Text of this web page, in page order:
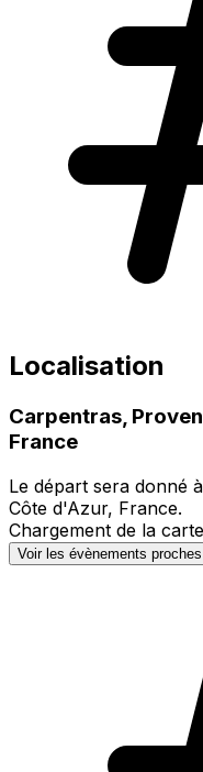
Localisation
Carpentras,
France
Le départ sera donné
Côte d'Azur, France.
Chargement de la
Voir les évènements